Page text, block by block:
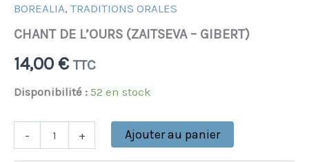
BOREALIA, TRADITIONS ORALES
CHANT DE L’OURS (ZAITSEVA – GIBERT)
14,00 € TTC
Disponibilité : 52 en stock
- + Ajouter au panier